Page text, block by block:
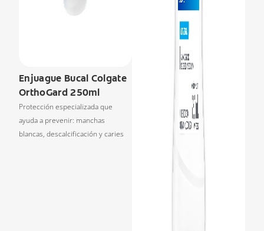
Enjuague Bucal Colgate
OrthoGard 250ml
Protección especializada que
ayuda a prevenir: manchas
blancas, descalcificación y caries